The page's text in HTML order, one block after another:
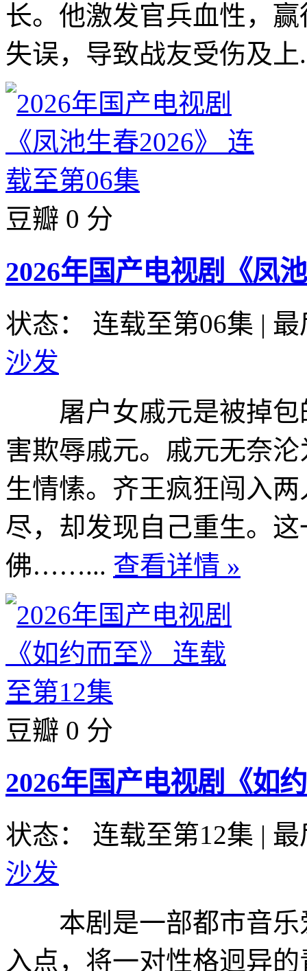
长。他激发官兵血性，
失误，导致战友受伤及
豆瓣 0 分
2026年国产电视剧《凤
状态： 连载至第06集 | 最
沙发
屠户女戚元是被掉包
害欺辱戚元。戚元无奈
生情愫。齐王疯狂闯入
尽，却发现自己重生。
佛……... 查看详情 »
豆瓣 0 分
2026年国产电视剧《如
状态： 连载至第12集 | 最
沙发
本剧是一部都市音乐
入点，将一对性格迥异